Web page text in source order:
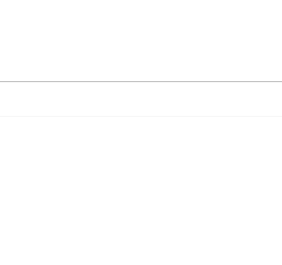
dévoilée pour Al